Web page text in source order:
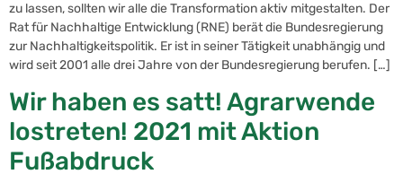
zu lassen, sollten wir alle die Transformation aktiv mitgestalten. Der
Rat für Nachhaltige Entwicklung (RNE) berät die Bundesregierung
zur Nachhaltigkeitspolitik. Er ist in seiner Tätigkeit unabhängig und
wird seit 2001 alle drei Jahre von der Bundesregierung berufen. […]
Wir haben es satt! Agrarwende
lostreten! 2021 mit Aktion
Fußabdruck